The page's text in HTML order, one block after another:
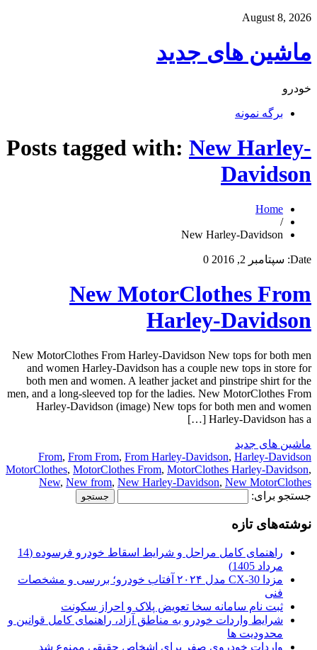
August 8, 2026
ماشین های جدید
خودرو
برگه نمونه
Posts tagged with: New Harley-
Davidson
Home
/
New Harley-Davidson
Date: سپتامبر 2, 2016 0
New MotorClothes From
Harley-Davidson
New MotorClothes From Harley-Davidson New tops for both men
and women Harley-Davidson has a couple new tops in store for
both men and women. A leather jacket and pinstripe shirt for the
men, and a long-sleeved top for the ladies. New MotorClothes From
Harley-Davidson (image) New tops for both men and women
Harley-Davidson has a […]
ماشین های جدید
From, From From, From Harley-Davidson, Harley-Davidson
MotorClothes, MotorClothes From, MotorClothes Harley-Davidson,
New, New from, New Harley-Davidson, New MotorClothes
جستجو برای:
نوشته‌های تازه
راهنمای کامل مراحل و شرایط اسقاط خودرو فرسوده (14
مرداد 1405)
مزدا CX-30 مدل ۲۰۲۴ آفتاب خودرو؛ بررسی و مشخصات
فنی
ثبت نام سامانه سخا تعویض پلاک و احراز سکونت
شرایط واردات خودرو به مناطق آزاد، راهنمای کامل قوانین و
محدودیت ها
واردات خودروی صفر برای اشخاص حقیقی ممنوع شد